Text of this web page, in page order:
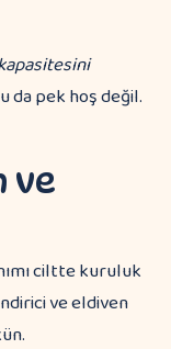
da pek hoş değil.
ve
ciltte kuruluk
ve eldiven